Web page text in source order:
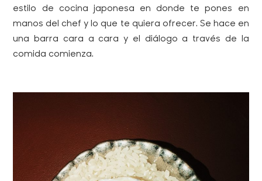
FUTARI: KAPPO STYLE SUSHI BAR
estilo de cocina japonesa en donde te pones en
manos del chef y lo que te quiera ofrecer. Se hace en
una barra cara a cara y el diálogo a través de la
comida comienza.